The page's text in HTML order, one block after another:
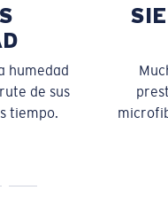
humedad
de sus
tiempo.